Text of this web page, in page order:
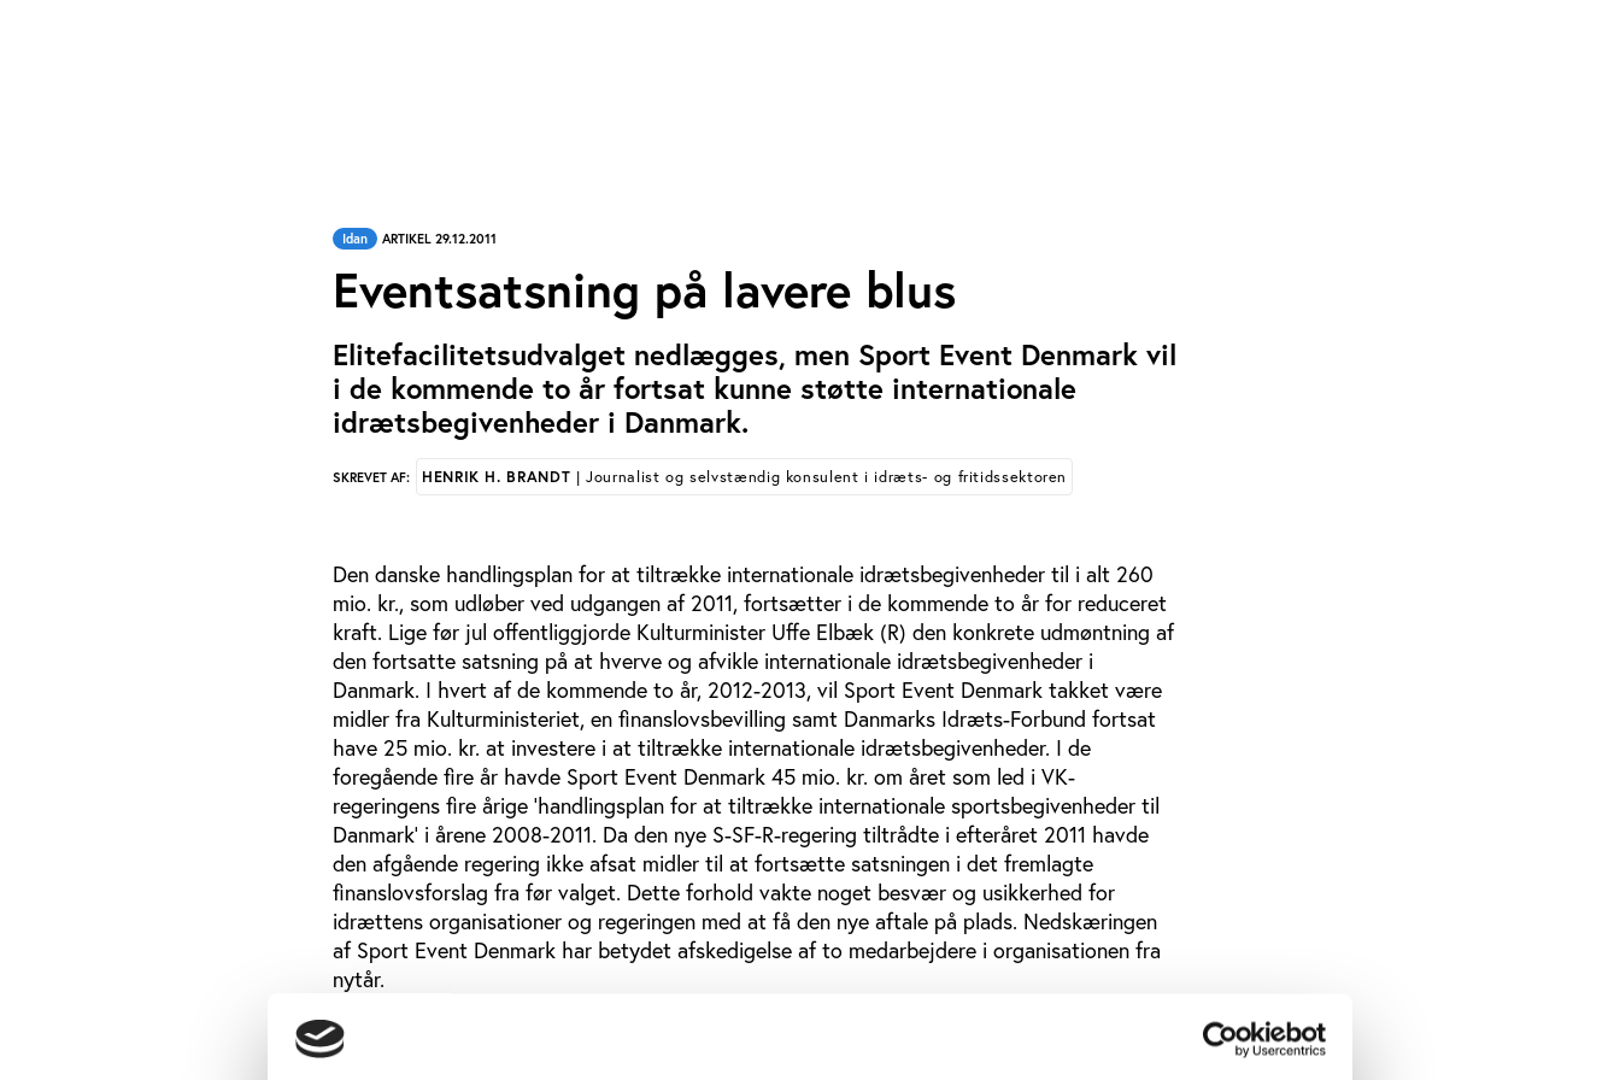
Idan ARTIKEL 29.12.2011
Eventsatsning på lavere blus
Elitefacilitetsudvalget nedlægges, men Sport Event Denmark vil
i de kommende to år fortsat kunne støtte internationale
idrætsbegivenheder i Danmark.
SKREVET AF: HENRIK H. BRANDT | Journalist og selvstændig konsulent i idræts- og fritidssektoren
Den danske handlingsplan for at tiltrække internationale idrætsbegivenheder til i alt 260
mio. kr., som udløber ved udgangen af 2011, fortsætter i de kommende to år for reduceret
kraft. Lige før jul offentliggjorde Kulturminister Uffe Elbæk (R) den konkrete udmøntning af
den fortsatte satsning på at hverve og afvikle internationale idrætsbegivenheder i
Danmark. I hvert af de kommende to år, 2012-2013, vil Sport Event Denmark takket være
midler fra Kulturministeriet, en finanslovsbevilling samt Danmarks Idræts-Forbund fortsat
have 25 mio. kr. at investere i at tiltrække internationale idrætsbegivenheder. I de
foregående fire år havde Sport Event Denmark 45 mio. kr. om året som led i VK-
regeringens fire årige 'handlingsplan for at tiltrække internationale sportsbegivenheder til
Danmark' i årene 2008-2011. Da den nye S-SF-R-regering tiltrådte i efteråret 2011 havde
den afgående regering ikke afsat midler til at fortsætte satsningen i det fremlagte
finanslovsforslag fra før valget. Dette forhold vakte noget besvær og usikkerhed for
idrættens organisationer og regeringen med at få den nye aftale på plads. Nedskæringen
af Sport Event Denmark har betydet afskedigelse af to medarbejdere i organisationen fra
nytår.
Minister tilfreds